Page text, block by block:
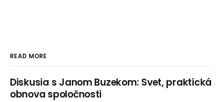
READ MORE
Diskusia s Janom Buzekom: Svet, praktická
obnova spoločnosti